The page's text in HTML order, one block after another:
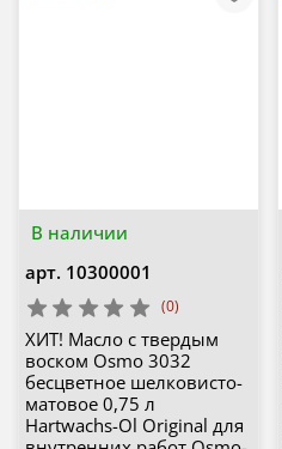
В наличии
арт. 10300001
(0)
ХИТ! Масло с твердым
воском Osmo 3032
бесцветное шелковисто-
матовое 0,75 л
Hartwachs-Ol Original для